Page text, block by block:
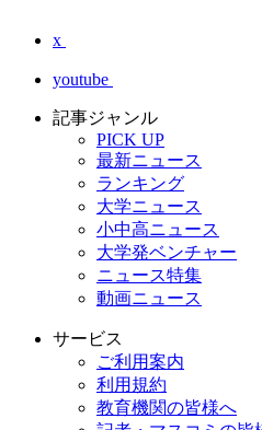
x
youtube
記事ジャンル
PICK UP
最新ニュース
ランキング
大学ニュース
小中高ニュース
大学発ベンチャー
ニュース特集
動画ニュース
サービス
ご利用案内
利用規約
教育機関の皆様へ